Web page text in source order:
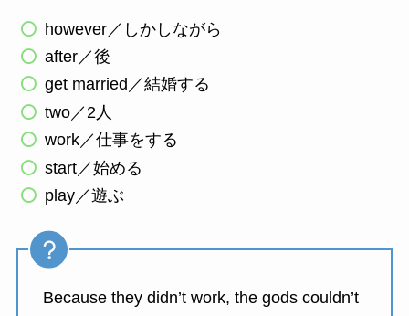
however／しかしながら
after／後
get married／結婚する
two／2人
work／仕事をする
start／始める
play／遊ぶ
Because they didn’t work, the gods couldn’t